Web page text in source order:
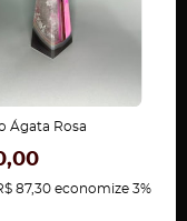
Ágata Rosa
87,30 economize 3%